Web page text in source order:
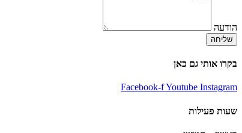
הודעה
שליחה
בקרו אותי גם כאן
Facebook-fYoutube Instagram
שעות פעילות